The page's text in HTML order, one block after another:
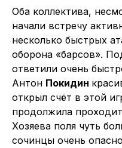
Оба коллектива,
начали встречу
несколько быстрых
оборона «барсов».
ответили очень
Антон Покидин
открыл счёт в этой
продолжила
Хозяева поля чуть
сочинцы очень